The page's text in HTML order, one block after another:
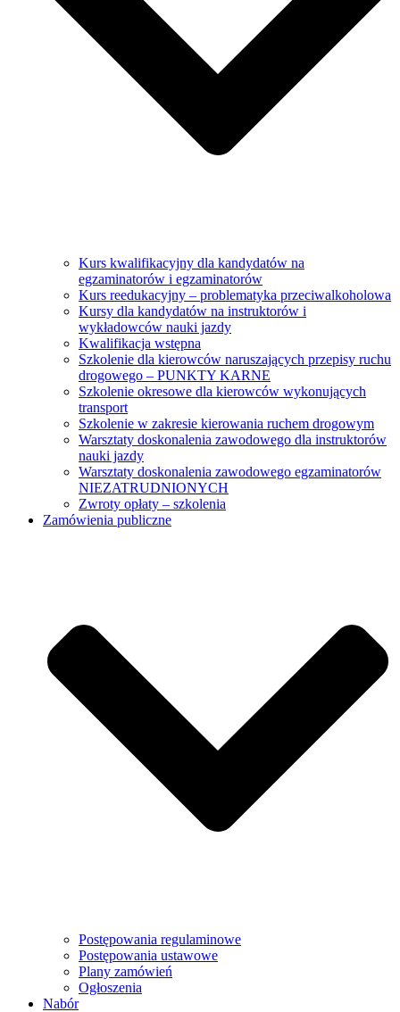
Kurs kwalifikacyjny dla kandydatów na
egzaminatorów i egzaminatorów
Kurs reedukacyjny – problematyka przeciwalkoholowa
Kursy dla kandydatów na instruktorów i
wykładowców nauki jazdy
Kwalifikacja wstępna
Szkolenie dla kierowców naruszających przepisy ruchu
drogowego – PUNKTY KARNE
Szkolenie okresowe dla kierowców wykonujących
transport
Szkolenie w zakresie kierowania ruchem drogowym
Warsztaty doskonalenia zawodowego dla instruktorów
nauki jazdy
Warsztaty doskonalenia zawodowego egzaminatorów
NIEZATRUDNIONYCH
Zwroty opłaty – szkolenia
Zamówienia publiczne
Postępowania regulaminowe
Postępowania ustawowe
Plany zamówień
Ogłoszenia
Nabór